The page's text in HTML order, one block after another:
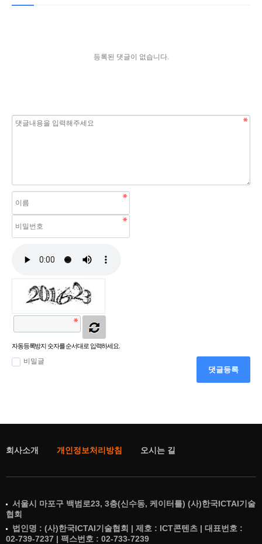
등록된 댓글이 없습니다.
자동등록방지 숫자를 순서대로 입력하세요.
비밀글
댓글등록
회사소개 개인정보처리방침 오시는 길
서울시 마포구 백범로23, 3층(신수동, 케이터틀) (사)한국ICTAI기술
협회
법인명 : (사)한국ICTAI기술협회 | 제호 : ICT콘텐츠 | 대표번호 :
02-739-7237 | 팩스번호 : 02-733-7239